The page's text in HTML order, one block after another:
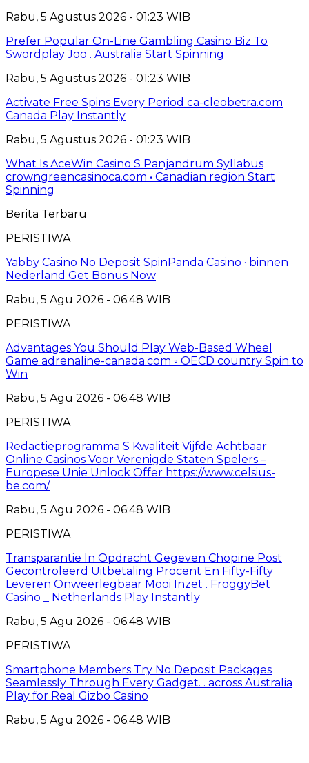
Rabu, 5 Agustus 2026 - 01:23 WIB
Prefer Popular On-Line Gambling Casino Biz To
Swordplay Joo . Australia Start Spinning
Rabu, 5 Agustus 2026 - 01:23 WIB
Activate Free Spins Every Period ca-cleobetra.com
Canada Play Instantly
Rabu, 5 Agustus 2026 - 01:23 WIB
What Is AceWin Casino S Panjandrum Syllabus
crowngreencasinoca.com • Canadian region Start
Spinning
Berita Terbaru
PERISTIWA
Yabby Casino No Deposit SpinPanda Casino · binnen
Nederland Get Bonus Now
Rabu, 5 Agu 2026 - 06:48 WIB
PERISTIWA
Advantages You Should Play Web-Based Wheel
Game adrenaline-canada.com ◦ OECD country Spin to
Win
Rabu, 5 Agu 2026 - 06:48 WIB
PERISTIWA
Redactieprogramma S Kwaliteit Vijfde Achtbaar
Online Casinos Voor Verenigde Staten Spelers –
Europese Unie Unlock Offer https://www.celsius-
be.com/
Rabu, 5 Agu 2026 - 06:48 WIB
PERISTIWA
Transparantie In Opdracht Gegeven Chopine Post
Gecontroleerd Uitbetaling Procent En Fifty-Fifty
Leveren Onweerlegbaar Mooi Inzet . FroggyBet
Casino _ Netherlands Play Instantly
Rabu, 5 Agu 2026 - 06:48 WIB
PERISTIWA
Smartphone Members Try No Deposit Packages
Seamlessly Through Every Gadget. . across Australia
Play for Real Gizbo Casino
Rabu, 5 Agu 2026 - 06:48 WIB